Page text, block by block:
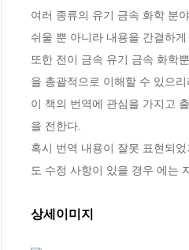
여러 종류의 유기 금속 화학 분
쉬울 뿐 아니라 내용을 간결하
또한 전이 금속 유기 금속 화학
을 총괄적으로 이해할 수 있으리
이 책의 번역에 관심을 가지고
을 전한다.
혹시 번역 내용이 잘못 표현되
도 수정 사항이 있을 경우 에는
상세이미지